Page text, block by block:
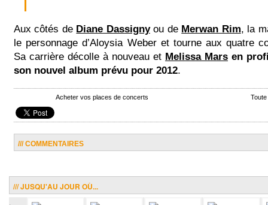
Aux côtés de Diane Dassignyou de Merwan Rim, la
le personnage d’Aloysia Weber et tourne aux quatre
Sa carrière décolle à nouveau et Melissa Mars en
son nouvel album prévu pour 2012.
Acheter vos places de concerts
/// COMMENTAIRES
/// JUSQU'AU JOUR OÙ...
.